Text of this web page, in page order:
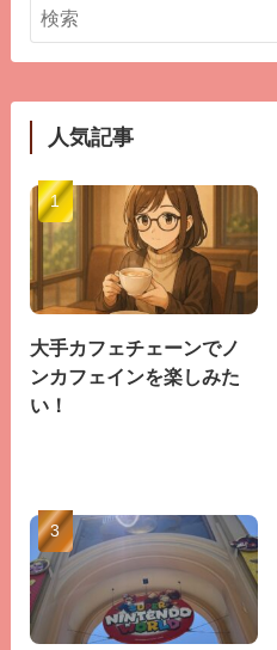
人気記事
大手カフェチェーンでノ
ンカフェインを楽しみた
い！